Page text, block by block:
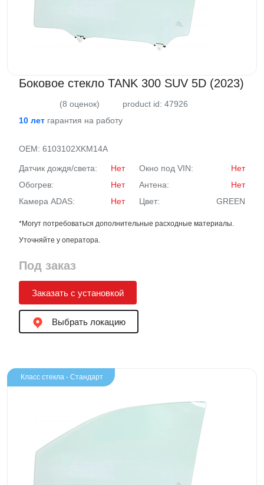
Боковое стекло TANK 300 SUV 5D (2023)
(8 оценок)
product id: 47926
10 лет гарантия на работу
OEM: 6103102XKM14A
Датчик дождя/света: Нет Окно под VIN:
Нет
Обогрев:
Нет Антена:
Нет
Камера ADAS:
Нет Цвет: GREEN
*Могут потребоваться дополнительные расходные материалы.
Уточняйте у оператора.
Под заказ
Заказать с установкой
Выбрать локацию
Класс стекла - Стандарт